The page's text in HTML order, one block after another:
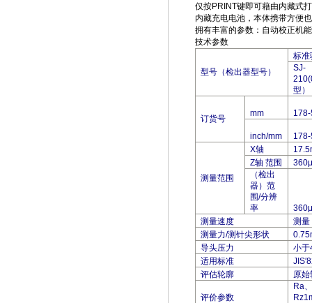
仅按PRINT键即可藉由内藏式
内藏充电电池，本体携带方便
拥有丰富的参数：自动校正机
技术参数
型号（检出器型号）
标准
SJ-
型）
订货号
mm
inch/mm
测量范围
X轴
Z轴 范围
（检出
器）范
围/分辨
率
测量速度
测量
测量力/测针尖形状
导头压力
小于
适用标准
评估轮廓
原
评价参数
Ra